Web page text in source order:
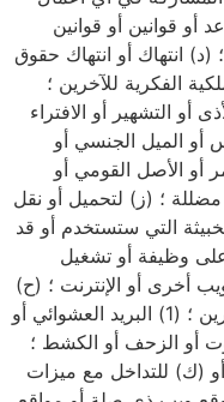
أو قوانين أو قوانين
(د) انتهاك أو انتهاك حقوق
الفكرية للآخرين ؛
أو التشهير أو الافتراء
أو الميل الجنسي أو
أو الأصل القومي أو
؛ (ز) لتحميل أو نقل
التي ستستخدم أو قد
وظيفة أو تشغيل
أخرى أو الإنترنت ؛ (ح)
لجمع أو تتبع المعلومات الشخصية للآخرين ؛ (1) البريد العشوائي أو
أو الزحف أو الكشط ؛
(ك) للتداخل مع ميزات